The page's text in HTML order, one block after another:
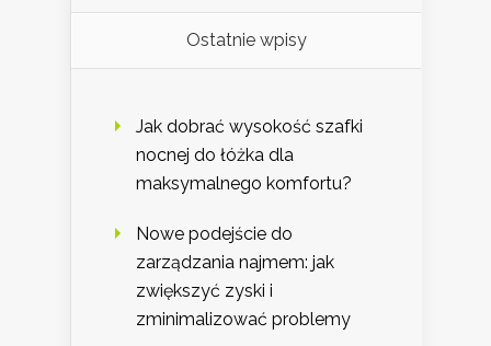
Ostatnie wpisy
Jak dobrać wysokość szafki
nocnej do łóżka dla
maksymalnego komfortu?
Nowe podejście do
zarządzania najmem: jak
zwiększyć zyski i
zminimalizować problemy